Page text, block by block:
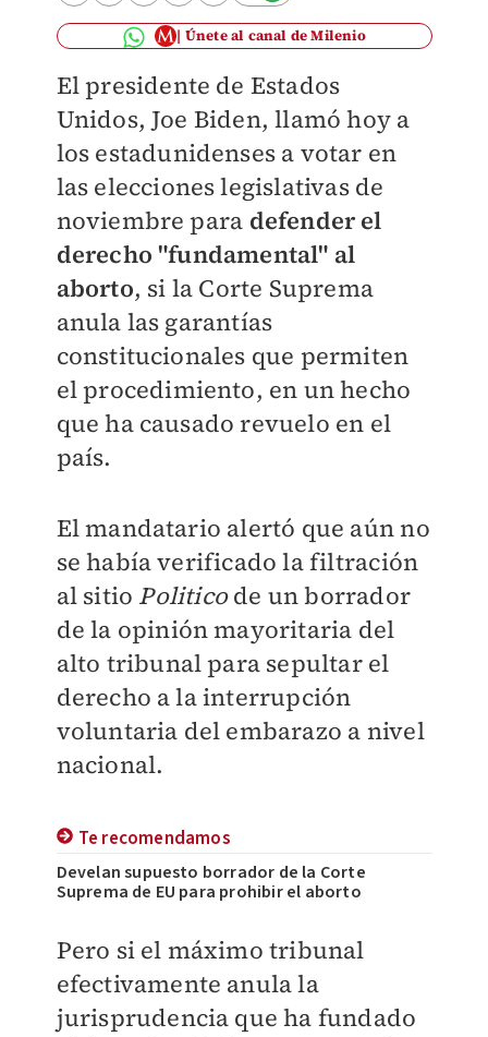
Únete al canal de Milenio
El presidente de Estados
Unidos, Joe Biden, llamó hoy a
los estadunidenses a votar en
las elecciones legislativas de
noviembre para defender el
derecho "fundamental" al
aborto, si la Corte Suprema
anula las garantías
constitucionales que permiten
el procedimiento, en un hecho
que ha causado revuelo en el
país.
El mandatario alertó que aún no
se había verificado la filtración
al sitio Politicode un borrador
de la opinión mayoritaria del
alto tribunal para sepultar el
derecho a la interrupción
voluntaria del embarazo a nivel
nacional.
Te recomendamos
Develan supuesto borrador de la Corte
Suprema de EU para prohibir el aborto
Pero si el máximo tribunal
efectivamente anula la
jurisprudencia que ha fundado